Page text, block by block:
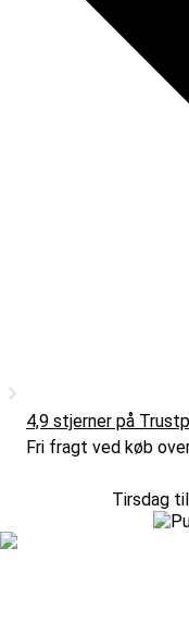
4,9 stjerner på
Fri fragt ved køb
Tirsdag